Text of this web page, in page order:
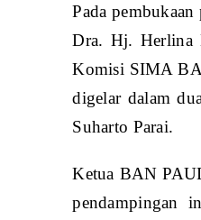
Pada
Dra. Hj. Herlina
Komisi SIMA
digelar dalam
Suharto Parai.
Ketua BAN
pendampingan